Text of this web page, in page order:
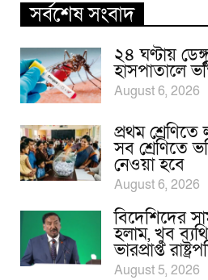
সর্বশেষ সংবাদ
২৪ ঘণ্টায়
হাসপাতালে
August 6, 2026
প্রথম শ্রেণিতে
সব শ্রেণিতে
নেওয়া হবে
August 6, 2026
বিদেশিদের
হলাম, খুব
ভারপ্রাপ্ত
August 5, 2026